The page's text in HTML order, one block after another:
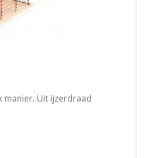
manier. Uit ijzerdraad